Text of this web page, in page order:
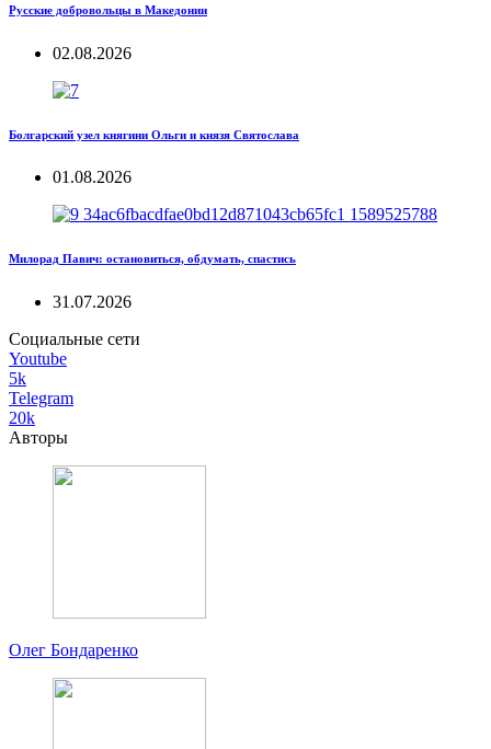
Русские добровольцы в Македонии
02.08.2026
Болгарский узел княгини Ольги и князя Святослава
01.08.2026
Милорад Павич: остановиться, обдумать, спастись
31.07.2026
Социальные сети
Youtube
5k
Telegram
20k
Авторы
Олег Бондаренко